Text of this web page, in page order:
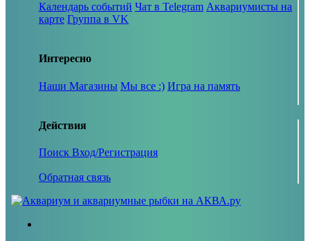
Календарь событий Чат в Telegram Аквариумисты на
карте Группа в VK
Интересно
Наши Магазины Мы все :) Игра на память
Действия
Поиск Вход/Регистрация
Обратная связь